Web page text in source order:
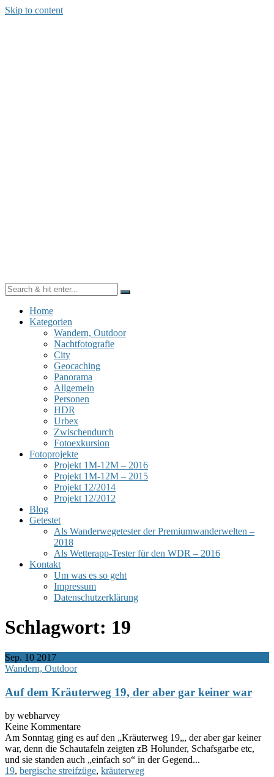
Skip to content
Home
Kategorien
Wandern, Outdoor
Nachtfotografie
City
Geocaching
Panorama
Allgemein
Personen
HDR
Urbex
Zwischendurch
Fotoexkursion
Fotoprojekte
Projekt 1M-12M – 2016
Projekt 1M-12M – 2015
Projekt 12/2014
Projekt 12/2012
Blog
Getestet
Als Wanderwegetester der Premiumwanderwelten –
2018
Als Wetterapp-Tester für den WDR – 2016
Kontakt
Um was es so geht
Impressum
Datenschutzerklärung
Schlagwort: 19
Sep. 10 2017
Wandern, Outdoor
Auf dem Kräuterweg 19, der aber gar keiner war
by webharvey
Keine Kommentare
Am Sonntag ging es auf den „Kräuterweg 19„, der aber gar keiner
war, denn die Schautafeln zeigten zB Holunder, Schafsgarbe etc,
und sie standen auch „einfach so“ in der Gegend...
19, bergische streifzüge, kräuterweg